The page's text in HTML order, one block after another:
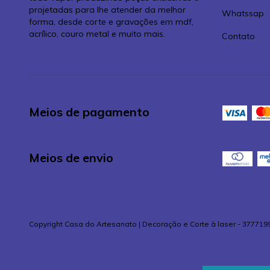
projetadas para lhe atender da melhor
forma, desde corte e gravações em mdf,
acrílico, couro metal e muito mais.
Whatssap
Contato
Meios de pagamento
Meios de envio
Copyright Casa do Artesanato | Decoração e Corte à laser -